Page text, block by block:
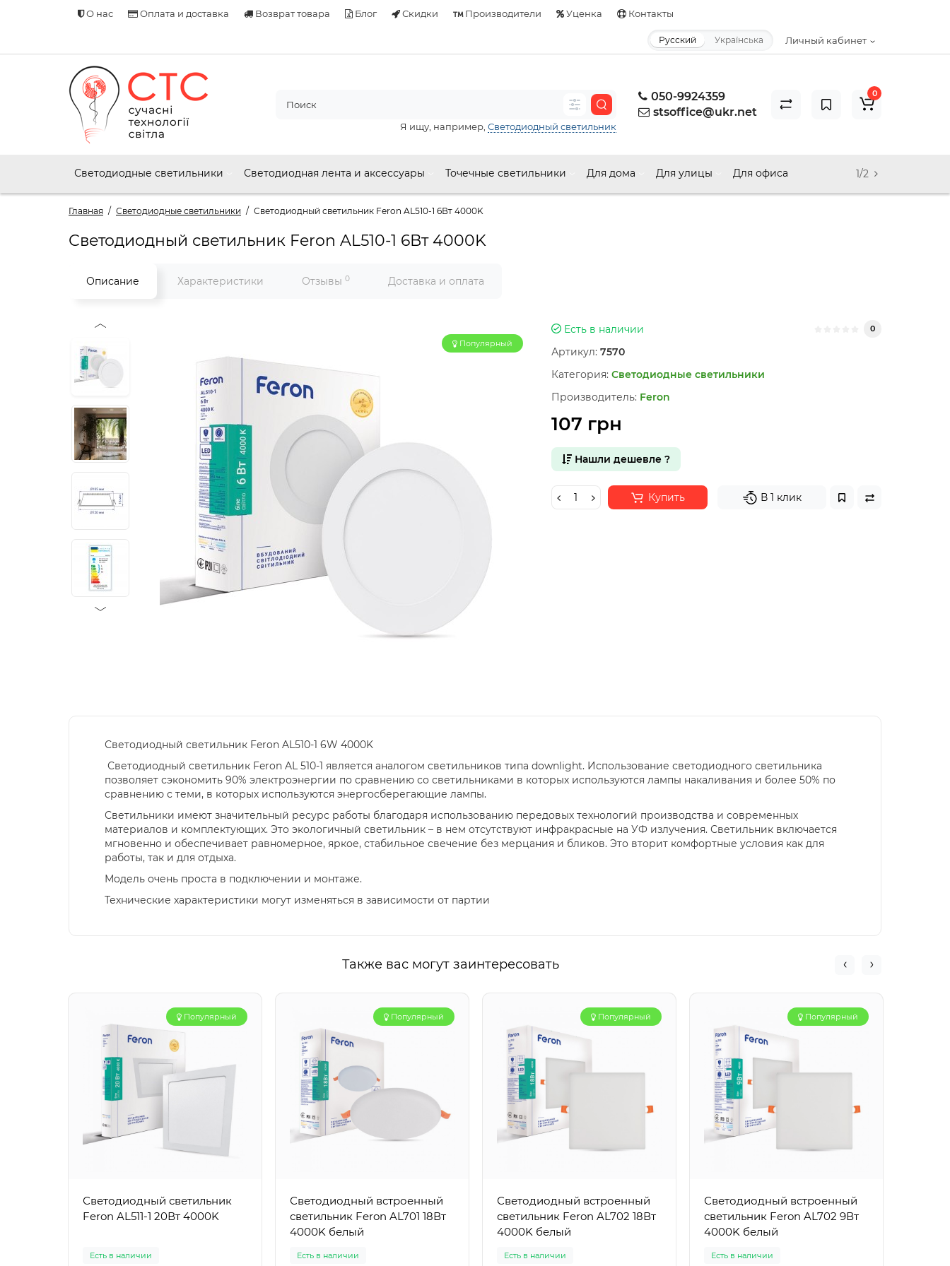
О нас Оплата и доставка Возврат товара Блог Скидки Производители Уценка Контакты
Личный кабинет
Русский Українська
050-9924359
stsoffice@ukr.net
Я ищу, например, Светодиодный светильник
0
Светодиодные светильники Светодиодная лента и аксессуары Точечные светильники Для дома Для улицы Для офиса 1/2
Главная Светодиодные светильники Светодиодный светильник Feron AL510-1 6Вт 4000K
Светодиодный светильник Feron AL510-1 6Вт 4000K
Описание Характеристики Отзывы 0 Доставка и оплата
Популярный
Есть в наличии 0
Артикул: 7570
Категория: Светодиодные светильники
Производитель: Feron
107 грн
Нашли дешевле ?
Купить В 1 клик
Светодиодный светильник Feron AL510-1 6W 4000K
Светодиодный светильник Feron AL 510-1 является аналогом светильников типа downlight. Использование светодиодного светильника
позволяет сэкономить 90% электроэнергии по сравнению со светильниками в которых используются лампы накаливания и более 50% по
сравнению с теми, в которых используются энергосберегающие лампы.
Светильники имеют значительный ресурс работы благодаря использованию передовых технологий производства и современных
материалов и комплектующих. Это экологичный светильник – в нем отсутствуют инфракрасные на УФ излучения. Светильник включается
мгновенно и обеспечивает равномерное, яркое, стабильное свечение без мерцания и бликов. Это вторит комфортные условия как для
работы, так и для отдыха.
Модель очень проста в подключении и монтаже.
Технические характеристики могут изменяться в зависимости от партии
Также вас могут заинтересовать
Популярный
Светодиодный светильник
Feron AL511-1 20Вт 4000K
Есть в наличии
Популярный
Светодиодный встроенный
светильник Feron AL701 18Вт
4000K белый
Есть в наличии
Популярный
Светодиодный встроенный
светильник Feron AL702 18Вт
4000K белый
Есть в наличии
Популярный
Светодиодный встроенный
светильник Feron AL702 9Вт
4000K белый
Есть в наличии